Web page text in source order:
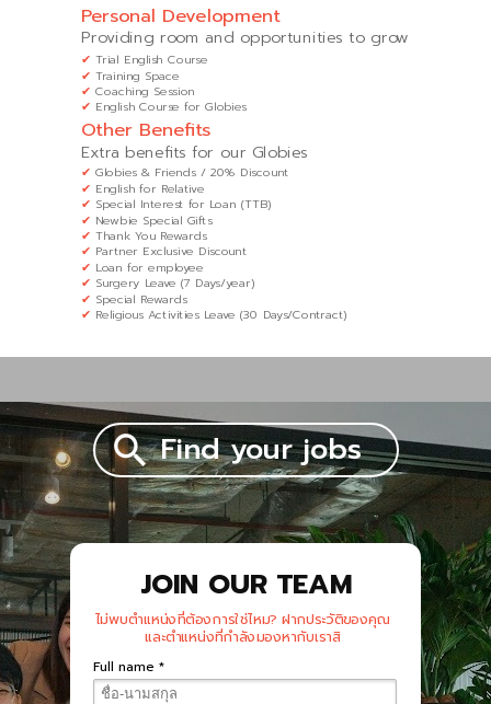
JOIN OUR TEAM
ไม่พบตำแหน่งที่ต้องการใช่ไหม? ฝากประวัติของคุณ
และตำแหน่งที่กำลังมองหากับเราสิ
Full name *
Find your jobs
Personal Development
Providing room and opportunities to grow
✔ Trial English Course
✔ Training Space
✔ Coaching Session
✔ English Course for Globies
Other Benefits
✔ Globies & Friends / 20% Discount
✔ English for Relative
✔ Special Interest for Loan (TTB)
✔ Newbie Special Gifts
✔ Thank You Rewards
✔ Partner Exclusive Discount
✔ Loan for employee
✔ Surgery Leave (7 Days/year)
✔ Special Rewards
✔ Religious Activities Leave (30 Days/Contract)
Extra benefits for our Globies